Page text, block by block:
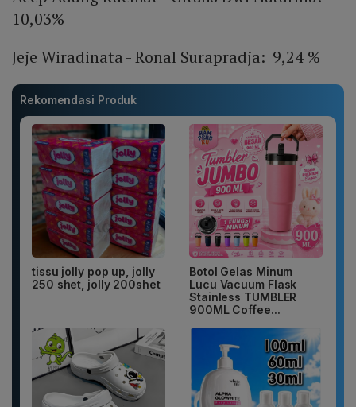
10,03%
Jeje Wiradinata - Ronal Surapradja: 9,24 %
Rekomendasi Produk
tissu jolly pop up, jolly
250 shet, jolly 200shet
Botol Gelas Minum
Lucu Vacuum Flask
Stainless TUMBLER
900ML Coffee...